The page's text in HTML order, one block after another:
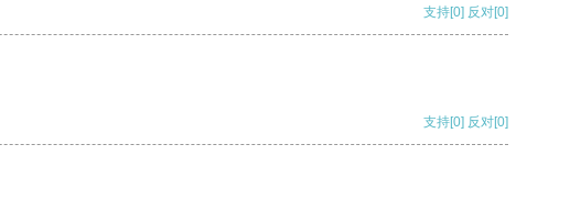
支持[0] 反对[0]
支持[0] 反对[0]